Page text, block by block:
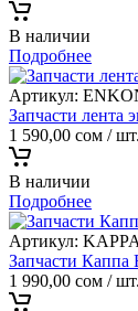
В наличии
Подробнее
Артикул:
Запчасти лента
1 590,00 сом / шт.
В наличии
Подробнее
Артикул:
Запчасти Каппа
1 990,00 сом / шт.